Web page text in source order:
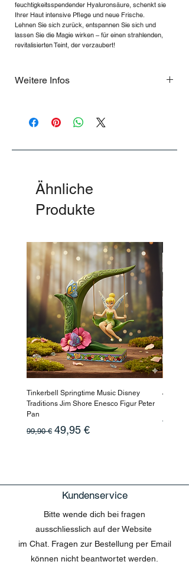
feuchtigkeitsspendender Hyaluronsäure, schenkt sie
Ihrer Haut intensive Pflege und neue Frische.
Lehnen Sie sich zurück, entspannen Sie sich und
lassen Sie die Magie wirken – für einen strahlenden,
revitalisierten Teint, der verzaubert!
Weitere Infos
Ähnliche
Produkte
Tinkerbell Springtime Music Disney
Traditions Jim Shore Enesco Figur Peter
Pan
Standardpreis
99,90 € Sale-Preis
49,95 €
Jasmin
199,90 €
Kundenservice
Bitte wende dich bei fragen
ausschliesslich auf der Website
im Chat. Fragen zur Bestellung per Email
können nicht beantwortet werden.